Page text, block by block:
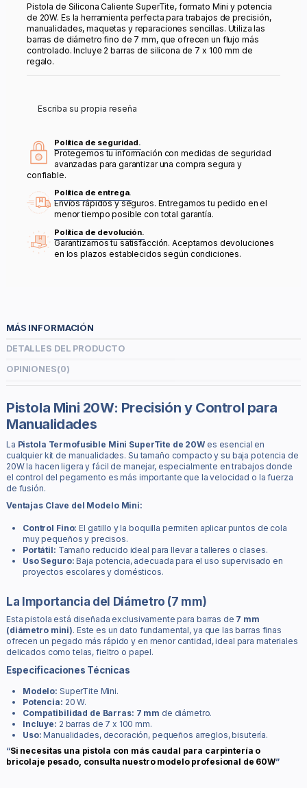
Pistola de Silicona Caliente SuperTite, formato Mini y potencia
de 20W. Es la herramienta perfecta para trabajos de precisión,
manualidades, maquetas y reparaciones sencillas. Utiliza las
barras de diámetro fino de 7 mm, que ofrecen un flujo más
controlado. Incluye 2 barras de silicona de 7 x 100 mm de
regalo.
Escriba su propia reseña
Política de seguridad.
Protegemos tu información con medidas de seguridad
avanzadas para garantizar una compra segura y
confiable.
Política de entrega.
Envíos rápidos y seguros. Entregamos tu pedido en el
menor tiempo posible con total garantía.
Política de devolución.
Garantizamos tu satisfacción. Aceptamos devoluciones
en los plazos establecidos según condiciones.
MÁS INFORMACIÓN
DETALLES DEL PRODUCTO
OPINIONES(0)
Pistola Mini 20W: Precisión y Control para
Manualidades
La Pistola Termofusible Mini SuperTite de 20W es esencial en
cualquier kit de manualidades. Su tamaño compacto y su baja potencia de
20W la hacen ligera y fácil de manejar, especialmente en trabajos donde
el control del pegamento es más importante que la velocidad o la fuerza
de fusión.
Ventajas Clave del Modelo Mini:
Control Fino: El gatillo y la boquilla permiten aplicar puntos de cola
muy pequeños y precisos.
Portátil: Tamaño reducido ideal para llevar a talleres o clases.
Uso Seguro: Baja potencia, adecuada para el uso supervisado en
proyectos escolares y domésticos.
La Importancia del Diámetro (7 mm)
Esta pistola está diseñada exclusivamente para barras de 7 mm
(diámetro mini). Este es un dato fundamental, ya que las barras finas
ofrecen un pegado más rápido y en menor cantidad, ideal para materiales
delicados como telas, fieltro o papel.
Especificaciones Técnicas
Modelo: SuperTite Mini.
Potencia: 20 W.
Compatibilidad de Barras: 7 mm de diámetro.
Incluye: 2 barras de 7 x 100 mm.
Uso: Manualidades, decoración, pequeños arreglos, bisutería.
“Si necesitas una pistola con más caudal para carpintería o
bricolaje pesado, consulta nuestro modelo profesional de 60W”